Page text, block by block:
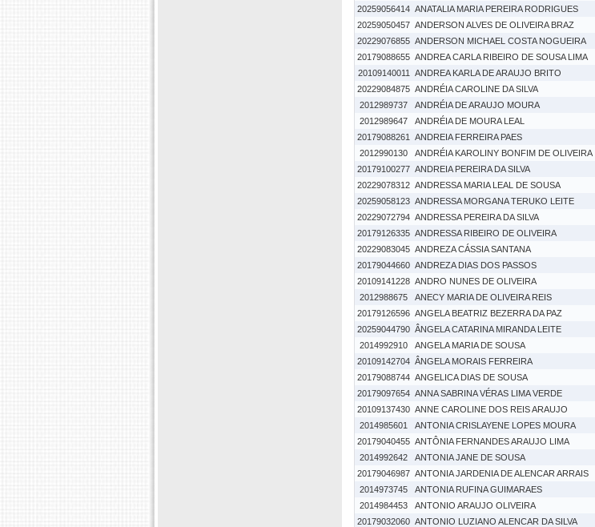
20259056414 ANATALIA MARIA PEREIRA RODRIGUES
20259050457 ANDERSON ALVES DE OLIVEIRA BRAZ
20229076855 ANDERSON MICHAEL COSTA NOGUEIRA
20179088655 ANDREA CARLA RIBEIRO DE SOUSA LIMA
20109140011
ANDREA KARLA DE ARAUJO BRITO
20229084875 ANDRÉIA CAROLINE DA SILVA
2012989737
ANDRÉIA DE ARAUJO MOURA
2012989647
ANDRÉIA DE MOURA LEAL
20179088261
ANDREIA FERREIRA PAES
2012990130
ANDRÉIA KAROLINY BONFIM DE OLIVEIRA
20179100277 ANDREIA PEREIRA DA SILVA
20229078312 ANDRESSA MARIA LEAL DE SOUSA
20259058123 ANDRESSA MORGANA TERUKO LEITE
20229072794 ANDRESSA PEREIRA DA SILVA
20179126335 ANDRESSA RIBEIRO DE OLIVEIRA
20229083045 ANDREZA CÁSSIA SANTANA
20179044660 ANDREZA DIAS DOS PASSOS
20109141228 ANDRO NUNES DE OLIVEIRA
2012988675
ANECY MARIA DE OLIVEIRA REIS
20179126596 ANGELA BEATRIZ BEZERRA DA PAZ
20259044790 ÂNGELA CATARINA MIRANDA LEITE
2014992910
ANGELA MARIA DE SOUSA
20109142704 ÂNGELA MORAIS FERREIRA
20179088744 ANGELICA DIAS DE SOUSA
20179097654 ANNA SABRINA VÉRAS LIMA VERDE
20109137430 ANNE CAROLINE DOS REIS ARAUJO
2014985601
ANTONIA CRISLAYENE LOPES MOURA
20179040455 ANTÔNIA FERNANDES ARAUJO LIMA
2014992642
ANTONIA JANE DE SOUSA
20179046987 ANTONIA JARDENIA DE ALENCAR ARRAIS
2014973745
ANTONIA RUFINA GUIMARAES
2014984453
ANTONIO ARAUJO OLIVEIRA
20179032060 ANTONIO LUZIANO ALENCAR DA SILVA